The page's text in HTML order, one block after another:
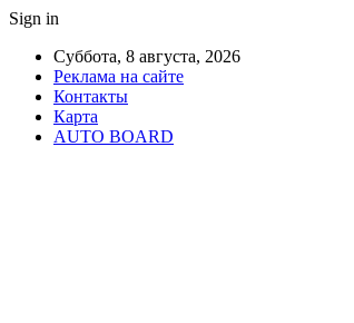
Sign in
Суббота, 8 августа, 2026
Реклама на сайте
Контакты
Карта
AUTO BOARD